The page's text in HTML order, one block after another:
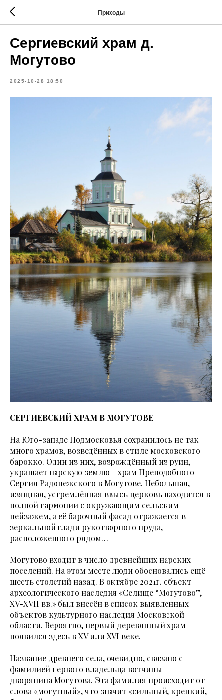
Приходы
Сергиевский храм д.
Могутово
2025-10-28 18:50
СЕРГИЕВСКИЙ ХРАМ В МОГУТОВЕ
На Юго-западе Подмосковья сохранилось не так
много храмов, возведённых в стиле московского
барокко. Один из них, возрождённый из руин,
украшает нарскую землю – храм Преподобного
Сергия Радонежского в Могутове. Небольшая,
изящная, устремлённая ввысь церковь находится в
полной гармонии с окружающим сельским
пейзажем, а её барочный фасад отражается в
зеркальной глади рукотворного пруда,
расположенного рядом…
Могутово входит в число древнейших нарских
поселений. На этом месте люди обосновались ещё
шесть столетий назад. В октябре 2021г. объект
археологического наследия «Селище “Могутово”,
XV-XVII вв.» был внесён в список выявленных
объектов культурного наследия Московской
области. Вероятно, первый деревянный храм
появился здесь в XV или XVI веке.
Название древнего села, очевидно, связано с
фамилией первого владельца вотчины –
дворянина Могутова. Эта фамилия происходит от
слова «могутный», что значит «сильный, крепкий,